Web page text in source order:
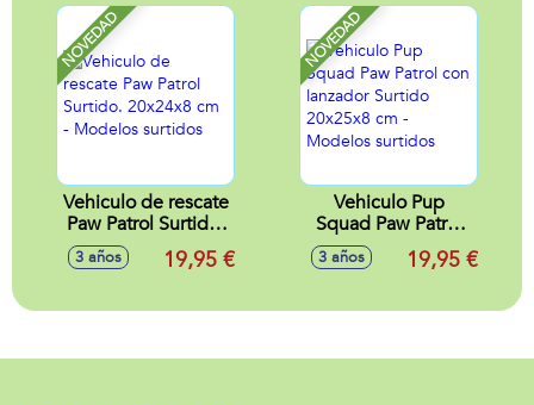
NOVEDAD
Vehiculo de rescate
Paw Patrol Surtido.
20x24x8 cm -
Modelos surtidos
3 años 19,95 €
NOVEDAD
Vehiculo Pup
Squad Paw Patrol
con lanzador
Surtido 20x25x8
surtidos
3 años 19,95 €